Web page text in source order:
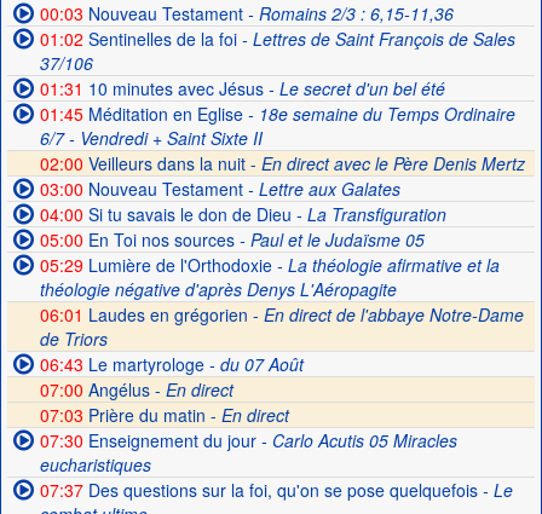
00:03 Nouveau Testament- Romains 2/3 : 6,15-11,36
01:02 Sentinelles de la foi- Lettres de Saint François de Sales
37/106
01:31 10 minutes avec Jésus- Le secret d'un bel été
01:45Méditation en Eglise- 18e semaine du Temps Ordinaire
6/7 - Vendredi + Saint Sixte II
02:00 Veilleurs dans la nuit - En direct avec le Père Denis Mertz
03:00 Nouveau Testament- Lettre aux Galates
04:00 Si tu savais le don de Dieu - La Transfiguration
05:00 En Toi nos sources- Paul et le Judaïsme 05
05:29Lumière de l'Orthodoxie- La théologie afirmative et la
théologie négative d'après Denys L'Aéropagite
06:01 Laudes en grégorien - En direct de l'abbaye Notre-Dame
de Triors
06:43 Le martyrologe- du 07 Août
07:00 Angélus - En direct
07:03 Prière du matin - En direct
07:30 Enseignement du jour- Carlo Acutis 05 Miracles
eucharistiques
07:37Des questions sur la foi, qu'on se pose quelquefois- Le